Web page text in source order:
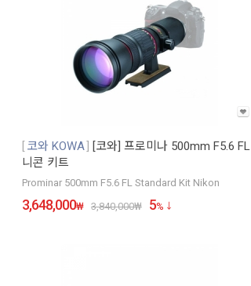
코와 KOWA
[코와] 프로미나 500mm F5.6 FL
니콘 키트
Prominar 500mm F5.6 FL Standard Kit Nikon
3,648,000₩ 3,840,000₩ 5%